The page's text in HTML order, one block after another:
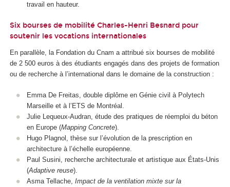
travail en hauteur.
Six bourses de mobilité Charles-Henri Besnard pour
soutenir les vocations internationales
En parallèle, la Fondation du Cnam a attribué six bourses de mobilité
de 2 500 euros à des étudiants engagés dans des projets de formation
ou de recherche à l’international dans le domaine de la construction :
Emma De Freitas, double diplôme en Génie civil à Polytech
Marseille et à l’ETS de Montréal.
Julie Lequeux-Audran, étude des pratiques de réemploi du béton
en Europe (Mapping Concrete).
Hugo Plagnol, thèse sur l’évolution de la prescription en
architecture à l’échelle européenne.
Paul Susini, recherche architecturale et artistique aux États-Unis
(Adaptive reuse).
Asma Tellache, Impact de la ventilation mixte sur la